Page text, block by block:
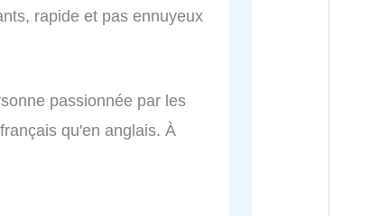
rapide et pas ennuyeux
passionnée par les
qu'en anglais. À